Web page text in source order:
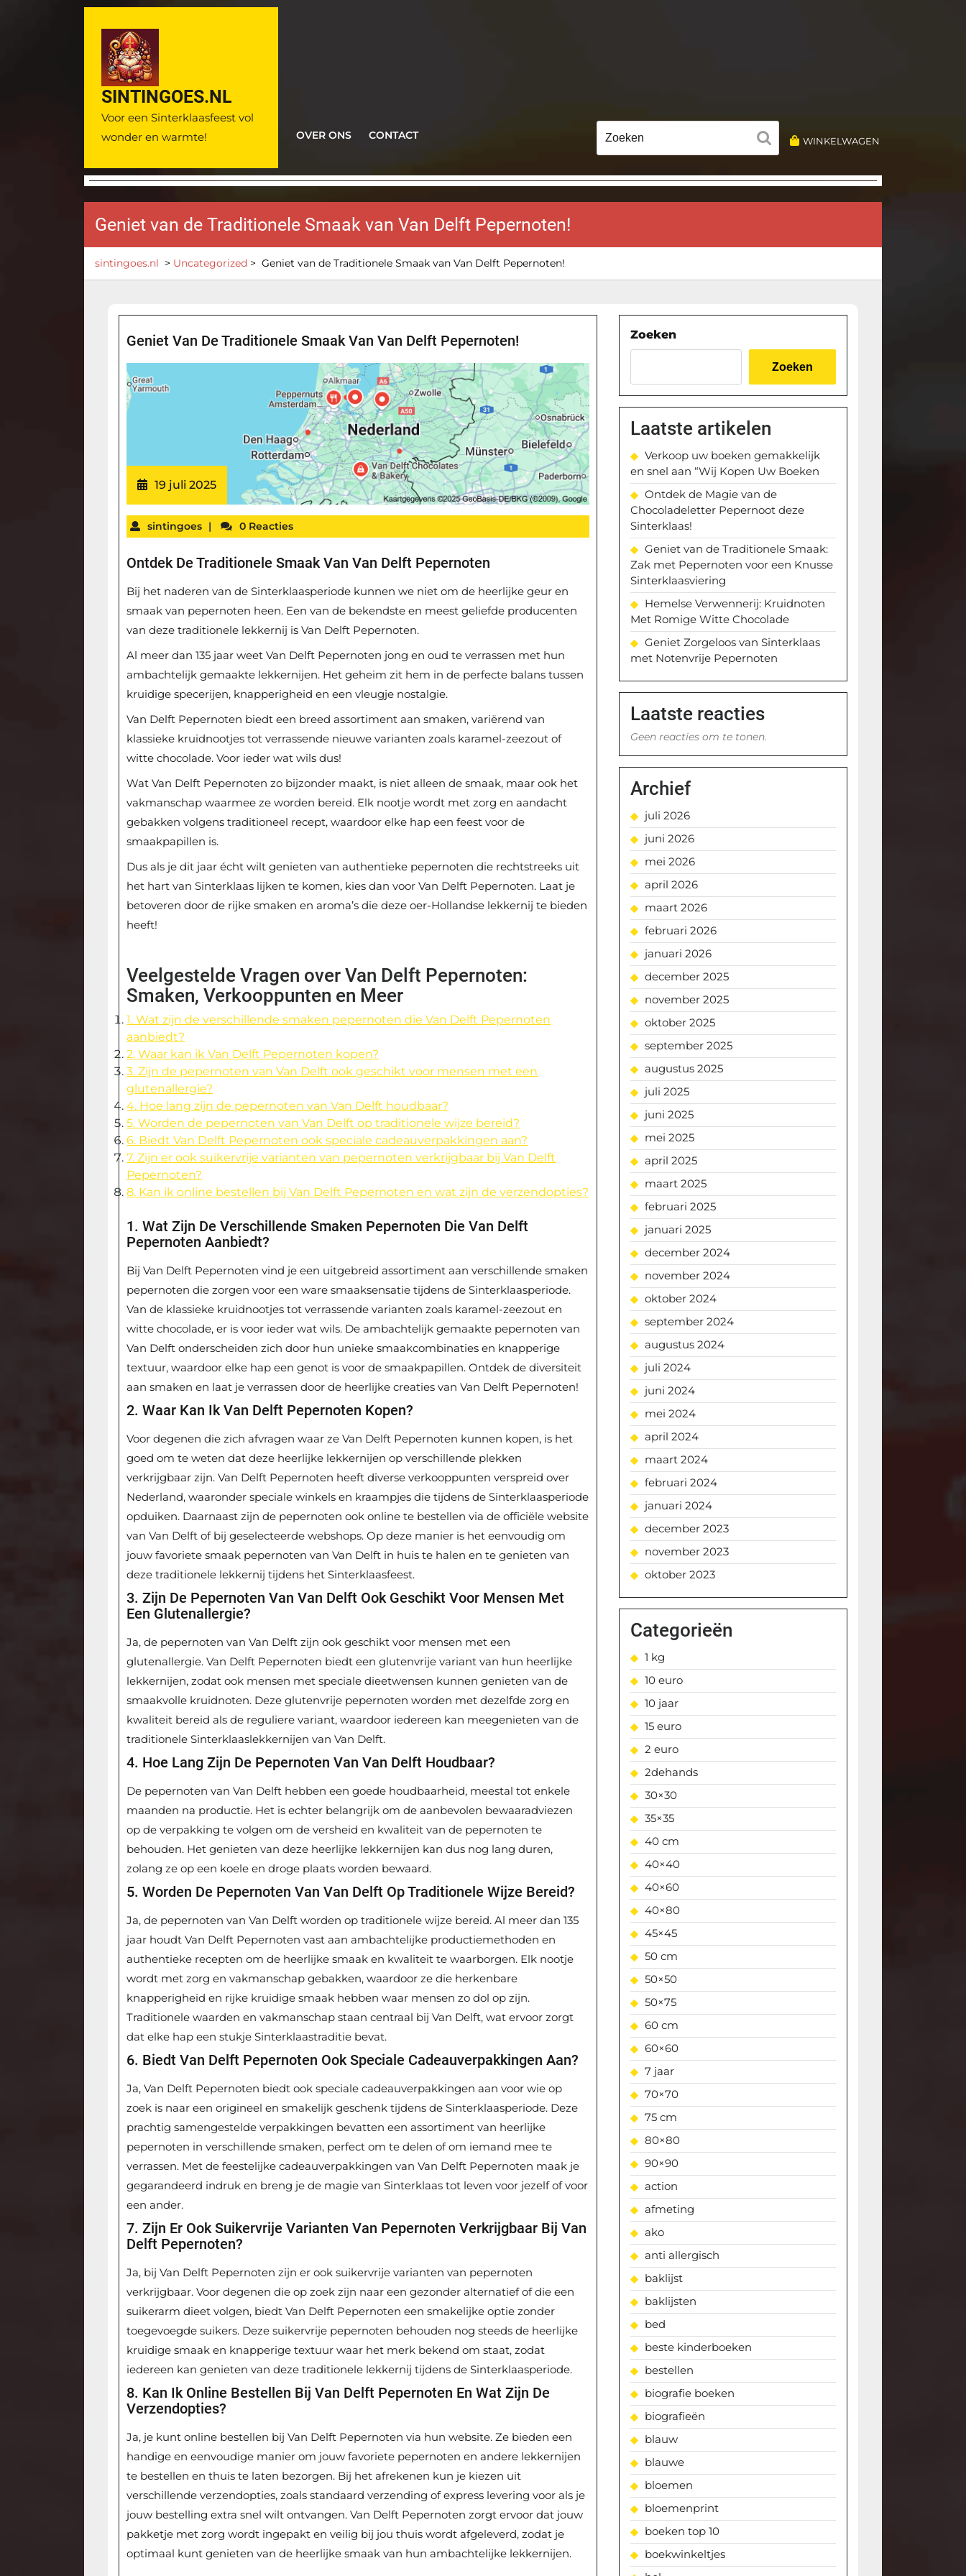
SINTINGOES.NL
Voor een Sinterklaasfeest vol
wonder en warmte!
OVER ONS CONTACT
naar:
WINKELWAGEN
Geniet van de Traditionele Smaak van Van Delft Pepernoten!
sintingoes.nl > Uncategorized > Geniet van de Traditionele Smaak van Van Delft Pepernoten!
Geniet Van De Traditionele Smaak Van Van Delft Pepernoten!
19 juli 2025
sintingoes | 0 Reacties
Ontdek De Traditionele Smaak Van Van Delft Pepernoten
Bij het naderen van de Sinterklaasperiode kunnen we niet om de heerlijke geur en
smaak van pepernoten heen. Een van de bekendste en meest geliefde producenten
van deze traditionele lekkernij is Van Delft Pepernoten.
Al meer dan 135 jaar weet Van Delft Pepernoten jong en oud te verrassen met hun
ambachtelijk gemaakte lekkernijen. Het geheim zit hem in de perfecte balans tussen
kruidige specerijen, knapperigheid en een vleugje nostalgie.
Van Delft Pepernoten biedt een breed assortiment aan smaken, variërend van
klassieke kruidnootjes tot verrassende nieuwe varianten zoals karamel-zeezout of
witte chocolade. Voor ieder wat wils dus!
Wat Van Delft Pepernoten zo bijzonder maakt, is niet alleen de smaak, maar ook het
vakmanschap waarmee ze worden bereid. Elk nootje wordt met zorg en aandacht
gebakken volgens traditioneel recept, waardoor elke hap een feest voor de
smaakpapillen is.
Dus als je dit jaar écht wilt genieten van authentieke pepernoten die rechtstreeks uit
het hart van Sinterklaas lijken te komen, kies dan voor Van Delft Pepernoten. Laat je
betoveren door de rijke smaken en aroma’s die deze oer-Hollandse lekkernij te bieden
heeft!
Veelgestelde Vragen over Van Delft Pepernoten:
Smaken, Verkooppunten en Meer
1. Wat zijn de verschillende smaken pepernoten die Van Delft Pepernoten
aanbiedt?
2. Waar kan ik Van Delft Pepernoten kopen?
3. Zijn de pepernoten van Van Delft ook geschikt voor mensen met een
glutenallergie?
4. Hoe lang zijn de pepernoten van Van Delft houdbaar?
5. Worden de pepernoten van Van Delft op traditionele wijze bereid?
6. Biedt Van Delft Pepernoten ook speciale cadeauverpakkingen aan?
7. Zijn er ook suikervrije varianten van pepernoten verkrijgbaar bij Van Delft
Pepernoten?
8. Kan ik online bestellen bij Van Delft Pepernoten en wat zijn de verzendopties?
1. Wat Zijn De Verschillende Smaken Pepernoten Die Van Delft
Pepernoten Aanbiedt?
Bij Van Delft Pepernoten vind je een uitgebreid assortiment aan verschillende smaken
pepernoten die zorgen voor een ware smaaksensatie tijdens de Sinterklaasperiode.
Van de klassieke kruidnootjes tot verrassende varianten zoals karamel-zeezout en
witte chocolade, er is voor ieder wat wils. De ambachtelijk gemaakte pepernoten van
Van Delft onderscheiden zich door hun unieke smaakcombinaties en knapperige
textuur, waardoor elke hap een genot is voor de smaakpapillen. Ontdek de diversiteit
aan smaken en laat je verrassen door de heerlijke creaties van Van Delft Pepernoten!
2. Waar Kan Ik Van Delft Pepernoten Kopen?
Voor degenen die zich afvragen waar ze Van Delft Pepernoten kunnen kopen, is het
goed om te weten dat deze heerlijke lekkernijen op verschillende plekken
verkrijgbaar zijn. Van Delft Pepernoten heeft diverse verkooppunten verspreid over
Nederland, waaronder speciale winkels en kraampjes die tijdens de Sinterklaasperiode
opduiken. Daarnaast zijn de pepernoten ook online te bestellen via de officiële website
van Van Delft of bij geselecteerde webshops. Op deze manier is het eenvoudig om
jouw favoriete smaak pepernoten van Van Delft in huis te halen en te genieten van
deze traditionele lekkernij tijdens het Sinterklaasfeest.
3. Zijn De Pepernoten Van Van Delft Ook Geschikt Voor Mensen Met
Een Glutenallergie?
Ja, de pepernoten van Van Delft zijn ook geschikt voor mensen met een
glutenallergie. Van Delft Pepernoten biedt een glutenvrije variant van hun heerlijke
lekkernijen, zodat ook mensen met speciale dieetwensen kunnen genieten van de
smaakvolle kruidnoten. Deze glutenvrije pepernoten worden met dezelfde zorg en
kwaliteit bereid als de reguliere variant, waardoor iedereen kan meegenieten van de
traditionele Sinterklaaslekkernijen van Van Delft.
4. Hoe Lang Zijn De Pepernoten Van Van Delft Houdbaar?
De pepernoten van Van Delft hebben een goede houdbaarheid, meestal tot enkele
maanden na productie. Het is echter belangrijk om de aanbevolen bewaaradviezen
op de verpakking te volgen om de versheid en kwaliteit van de pepernoten te
behouden. Het genieten van deze heerlijke lekkernijen kan dus nog lang duren,
zolang ze op een koele en droge plaats worden bewaard.
5. Worden De Pepernoten Van Van Delft Op Traditionele Wijze Bereid?
Ja, de pepernoten van Van Delft worden op traditionele wijze bereid. Al meer dan 135
jaar houdt Van Delft Pepernoten vast aan ambachtelijke productiemethoden en
authentieke recepten om de heerlijke smaak en kwaliteit te waarborgen. Elk nootje
wordt met zorg en vakmanschap gebakken, waardoor ze die herkenbare
knapperigheid en rijke kruidige smaak hebben waar mensen zo dol op zijn.
Traditionele waarden en vakmanschap staan centraal bij Van Delft, wat ervoor zorgt
dat elke hap een stukje Sinterklaastraditie bevat.
6. Biedt Van Delft Pepernoten Ook Speciale Cadeauverpakkingen Aan?
Ja, Van Delft Pepernoten biedt ook speciale cadeauverpakkingen aan voor wie op
zoek is naar een origineel en smakelijk geschenk tijdens de Sinterklaasperiode. Deze
prachtig samengestelde verpakkingen bevatten een assortiment van heerlijke
pepernoten in verschillende smaken, perfect om te delen of om iemand mee te
verrassen. Met de feestelijke cadeauverpakkingen van Van Delft Pepernoten maak je
gegarandeerd indruk en breng je de magie van Sinterklaas tot leven voor jezelf of voor
een ander.
7. Zijn Er Ook Suikervrije Varianten Van Pepernoten Verkrijgbaar Bij Van
Delft Pepernoten?
Ja, bij Van Delft Pepernoten zijn er ook suikervrije varianten van pepernoten
verkrijgbaar. Voor degenen die op zoek zijn naar een gezonder alternatief of die een
suikerarm dieet volgen, biedt Van Delft Pepernoten een smakelijke optie zonder
toegevoegde suikers. Deze suikervrije pepernoten behouden nog steeds de heerlijke
kruidige smaak en knapperige textuur waar het merk bekend om staat, zodat
iedereen kan genieten van deze traditionele lekkernij tijdens de Sinterklaasperiode.
8. Kan Ik Online Bestellen Bij Van Delft Pepernoten En Wat Zijn De
Verzendopties?
Ja, je kunt online bestellen bij Van Delft Pepernoten via hun website. Ze bieden een
handige en eenvoudige manier om jouw favoriete pepernoten en andere lekkernijen
te bestellen en thuis te laten bezorgen. Bij het afrekenen kun je kiezen uit
verschillende verzendopties, zoals standaard verzending of express levering voor als je
jouw bestelling extra snel wilt ontvangen. Van Delft Pepernoten zorgt ervoor dat jouw
pakketje met zorg wordt ingepakt en veilig bij jou thuis wordt afgeleverd, zodat je
optimaal kunt genieten van de heerlijke smaak van hun ambachtelijke lekkernijen.
Zoeken
Zoeken
Laatste artikelen
Verkoop uw boeken gemakkelijk
en snel aan “Wij Kopen Uw Boeken
Ontdek de Magie van de
Chocoladeletter Pepernoot deze
Sinterklaas!
Geniet van de Traditionele Smaak:
Zak met Pepernoten voor een Knusse
Sinterklaasviering
Hemelse Verwennerij: Kruidnoten
Met Romige Witte Chocolade
Geniet Zorgeloos van Sinterklaas
met Notenvrije Pepernoten
Laatste reacties
Geen reacties om te tonen.
Archief
juli 2026
juni 2026
mei 2026
april 2026
maart 2026
februari 2026
januari 2026
december 2025
november 2025
oktober 2025
september 2025
augustus 2025
juli 2025
juni 2025
mei 2025
april 2025
maart 2025
februari 2025
januari 2025
december 2024
november 2024
oktober 2024
september 2024
augustus 2024
juli 2024
juni 2024
mei 2024
april 2024
maart 2024
februari 2024
januari 2024
december 2023
november 2023
oktober 2023
Categorieën
1 kg
10 euro
10 jaar
15 euro
2 euro
2dehands
30×30
35×35
40 cm
40×40
40×60
40×80
45×45
50 cm
50×50
50×75
60 cm
60×60
7 jaar
70×70
75 cm
80×80
90×90
action
afmeting
ako
anti allergisch
baklijst
baklijsten
bed
beste kinderboeken
bestellen
biografie boeken
biografieën
blauw
blauwe
bloemen
bloemenprint
boeken top 10
boekwinkeltjes